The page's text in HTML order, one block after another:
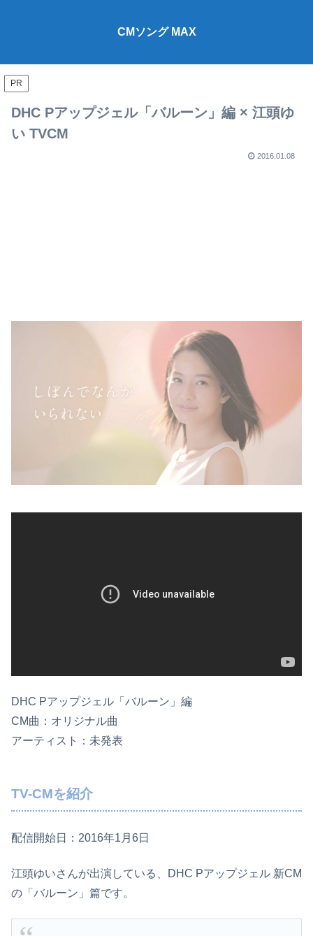
CMソング MAX
PR
DHC Pアップジェル「バルーン」編 × 江頭ゆ
い TVCM
2016.01.08
DHC Pアップジェル「バルーン」編
CM曲：オリジナル曲
アーティスト：未発表
TV-CMを紹介
配信開始日：2016年1月6日
江頭ゆいさんが出演している、DHC Pアップジェル 新CM
の「バルーン」篇です。